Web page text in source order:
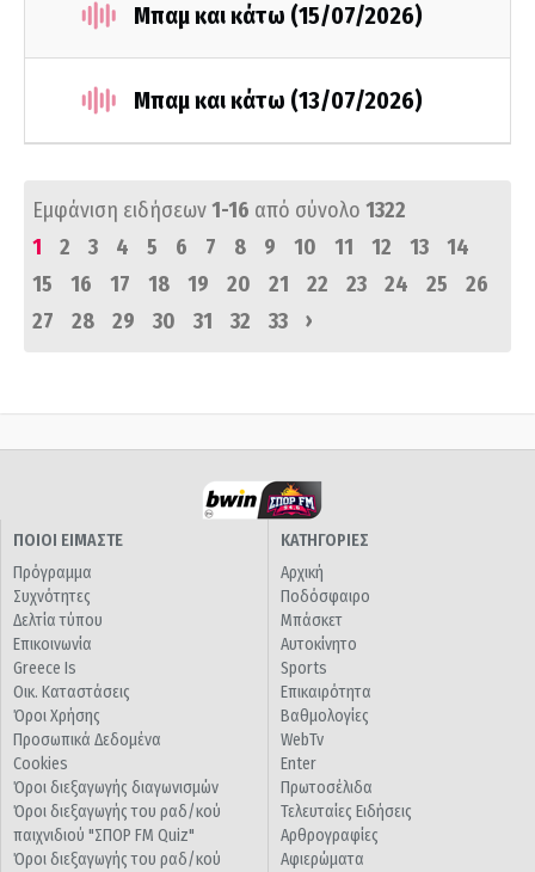
Μπαμ και κάτω (15/07/2026)
Μπαμ και κάτω (13/07/2026)
Εμφάνιση ειδήσεων1-16 από σύνολο 1322
1
2 3 4 5 6 7 8 9 10 11 12 13
14
15
16 17 18 19 20 21 22 23 24 25
26
27
28 29 30 31 32 33 ›
ΠΟΙΟΙ ΕΙΜΑΣΤΕ
Πρόγραμμα
Συχνότητες
Δελτία τύπου
Επικοινωνία
Greece Is
Οικ. Καταστάσεις
Όροι Χρήσης
Προσωπικά Δεδομένα
Cookies
Όροι διεξαγωγής διαγωνισμών
Όροι διεξαγωγής του ραδ/κού
παιχνιδιού "ΣΠΟΡ FM Quiz"
Όροι διεξαγωγής του ραδ/κού
ΚΑΤΗΓΟΡΙΕΣ
Αρχική
Ποδόσφαιρο
Μπάσκετ
Αυτοκίνητο
Sports
Επικαιρότητα
Βαθμολογίες
WebTv
Enter
Πρωτοσέλιδα
Τελευταίες Ειδήσεις
Αρθρογραφίες
Αφιερώματα